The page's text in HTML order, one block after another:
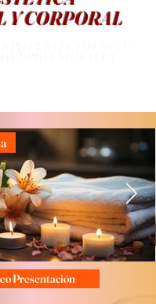
Y CORPORAL
Presentación